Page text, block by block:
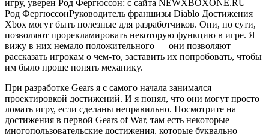
Род ФергюссонРуководитель франшизы Diablo Достижения
Xbox могут быть полезные для разработчиков. Они, по сути,
позволяют прорекламировать некоторую функцию в игре. Я
вижу в них немало положительного — они позволяют
рассказать игрокам о чем-то, заставить их попробовать, чтобы
им было проще понять механику.
При разработке Gears я с самого начала занимался
проектировкой достижений. И я понял, что они могут просто
ломать игру, если сделаны неправильно. Посмотрите на
достижения в первой Gears of War, там есть некоторые
многопользовательские достижения, которые буквально